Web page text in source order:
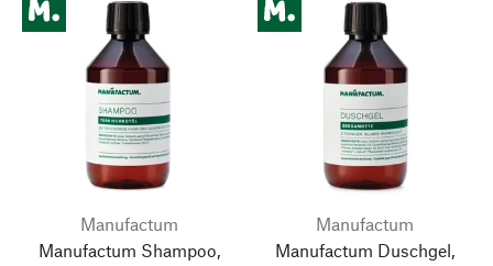
Manufactum
Manufactum Shampoo,
Manufactum
Manufactum Duschgel,